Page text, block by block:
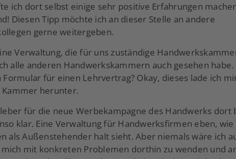
ich dort selbst einige sehr positive Erfahrungen
Diesen Tipp möchte ich an dieser Stelle an andere
gerne weitergeben.
Verwaltung, die für uns zuständige
alle anderen Handwerkskammern auch gesehen habe.
für einen Lehrvertrag? Okay, dieses lade ich
herunter.
für die neue Werbekampagne des Handwerks dort
klar. Eine Verwaltung für Handwerksfirmen eben, wie
als Außenstehender halt sieht. Aber niemals wäre ich
mit konkreten Problemen dorthin zu wenden und